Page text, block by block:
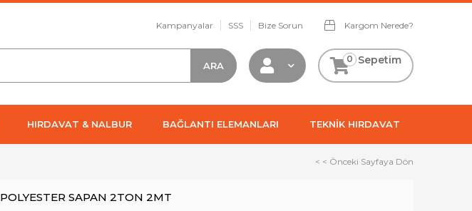
Kampanyalar SSS Bize Sorun Kargom Nerede?
Sepetim
0
HIRDAVAT & NALBUR BAĞLANTI ELEMANLARI TEKNİK HIRDAVAT
< < Önceki Sayfaya Dön
POLYESTER SAPAN 2TON 2MT